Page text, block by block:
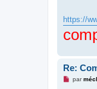
e
n
o
n
https://
Re:
Mpar